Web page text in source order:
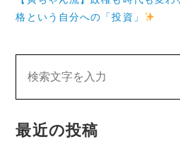
ビ
ン
格という自分への「投資」
最近の投稿